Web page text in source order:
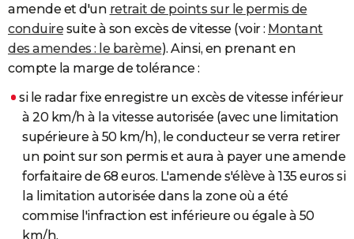
amende et d'un retrait de points sur le permis de
conduire suite à son excès de vitesse (voir : Montant
des amendes : le barème). Ainsi, en prenant en
compte la marge de tolérance :
si le radar fixe enregistre un excès de vitesse inférieur
à 20 km/h à la vitesse autorisée (avec une limitation
supérieure à 50 km/h), le conducteur se verra retirer
un point sur son permis et aura à payer une amende
forfaitaire de 68 euros. L'amende s'élève à 135 euros si
la limitation autorisée dans la zone où a été
commise l'infraction est inférieure ou égale à 50
km/h.